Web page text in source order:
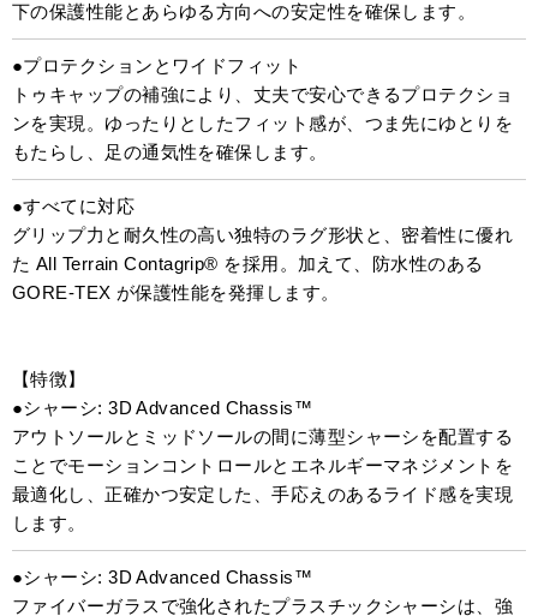
下の保護性能とあらゆる方向への安定性を確保します。
●プロテクションとワイドフィット
トゥキャップの補強により、丈夫で安心できるプロテクショ
ンを実現。ゆったりとしたフィット感が、つま先にゆとりを
もたらし、足の通気性を確保します。
●すべてに対応
グリップ力と耐久性の高い独特のラグ形状と、密着性に優れ
た All Terrain Contagrip® を採用。加えて、防水性のある
GORE-TEX が保護性能を発揮します。
【特徴】
●シャーシ: 3D Advanced Chassis™
アウトソールとミッドソールの間に薄型シャーシを配置する
ことでモーションコントロールとエネルギーマネジメントを
最適化し、正確かつ安定した、手応えのあるライド感を実現
します。
●シャーシ: 3D Advanced Chassis™
ファイバーガラスで強化されたプラスチックシャーシは、強